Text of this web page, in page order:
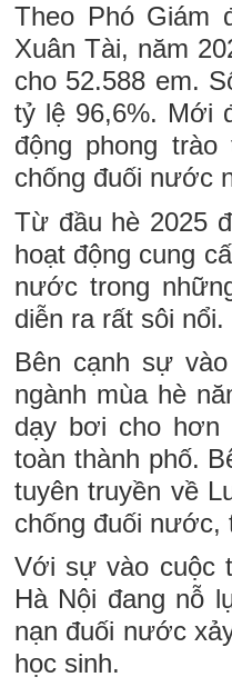
Theo Phó Giám
Xuân Tài, năm
cho 52.588 em.
tỷ lệ 96,6%. Mới
động phong
chống đuối nước
Từ đầu hè 2025
hoạt động cung
nước trong
diễn ra rất sôi nổi.
Bên cạnh sự
ngành mùa hè
dạy bơi cho hơn
toàn thành phố.
tuyên truyền về
chống đuối
Với sự vào cuộc
Hà Nội đang nỗ
nạn đuối nước
học sinh.